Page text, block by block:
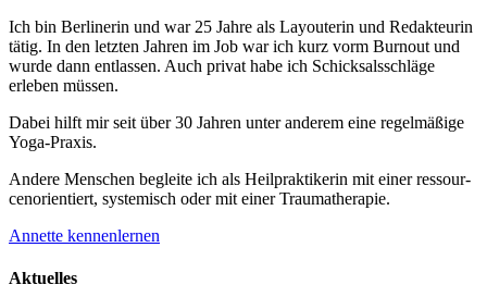
Ich bin Berlinerin und war 25 Jahre als Layouterin und Redak­teurin
tätig. In den letzten Jahren im Job war ich kurz vorm Burnout und
wurde dann ent­lassen. Auch privat habe ich Schick­sals­schläge
erleben müssen.
Dabei hilft mir seit über 30 Jahren unter anderem eine regelmäßige
Yoga-Praxis.
Andere Menschen begleite ich als Heil­prakti­kerin mit einer ressour­
cenorien­tiert, systemisch oder mit einer Trauma­therapie.
Annette kennenlernen
Aktuelles